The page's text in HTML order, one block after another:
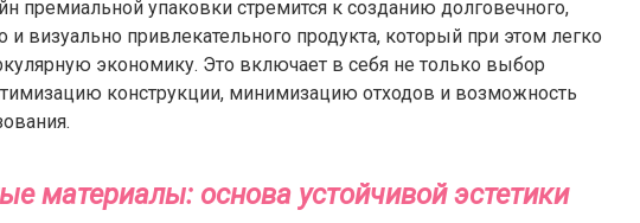
премиальной упаковки стремится к созданию долговечного,
и визуально привлекательного продукта, который при этом легко
экономику. Это включает в себя не только выбор
конструкции, минимизацию отходов и возможность
материалы: основа устойчивой эстетики